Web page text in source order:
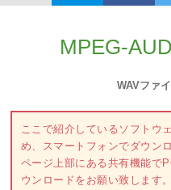
MPEG-
WAVファ
ここで紹介しているソフトウ
め、スマートフォンでダウン
ページ上部にある共有機能で
ウンロードをお願い致します。